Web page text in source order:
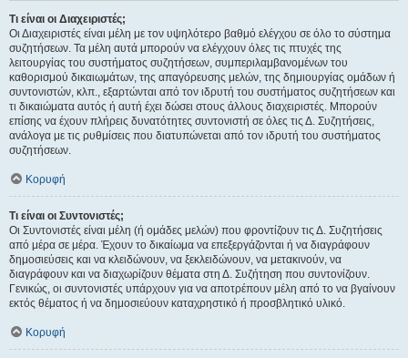
Τι είναι οι Διαχειριστές;
Οι Διαχειριστές είναι μέλη με τον υψηλότερο βαθμό ελέγχου σε όλο το σύστημα
συζητήσεων. Τα μέλη αυτά μπορούν να ελέγχουν όλες τις πτυχές της
λειτουργίας του συστήματος συζητήσεων, συμπεριλαμβανομένων του
καθορισμού δικαιωμάτων, της απαγόρευσης μελών, της δημιουργίας ομάδων ή
συντονιστών, κλπ., εξαρτώνται από τον ιδρυτή του συστήματος συζητήσεων και
τι δικαιώματα αυτός ή αυτή έχει δώσει στους άλλους διαχειριστές. Μπορούν
επίσης να έχουν πλήρεις δυνατότητες συντονιστή σε όλες τις Δ. Συζητήσεις,
ανάλογα με τις ρυθμίσεις που διατυπώνεται από τον ιδρυτή του συστήματος
συζητήσεων.
Κορυφή
Τι είναι οι Συντονιστές;
Οι Συντονιστές είναι μέλη (ή ομάδες μελών) που φροντίζουν τις Δ. Συζητήσεις
από μέρα σε μέρα. Έχουν το δικαίωμα να επεξεργάζονται ή να διαγράφουν
δημοσιεύσεις και να κλειδώνουν, να ξεκλειδώνουν, να μετακινούν, να
διαγράφουν και να διαχωρίζουν θέματα στη Δ. Συζήτηση που συντονίζουν.
Γενικώς, οι συντονιστές υπάρχουν για να αποτρέπουν μέλη από το να βγαίνουν
εκτός θέματος ή να δημοσιεύουν καταχρηστικό ή προσβλητικό υλικό.
Κορυφή